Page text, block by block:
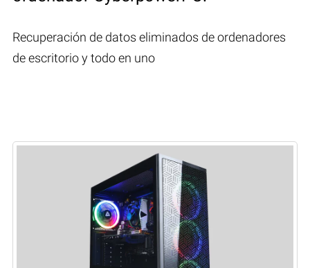
Recuperación de datos eliminados de ordenadores
de escritorio y todo en uno